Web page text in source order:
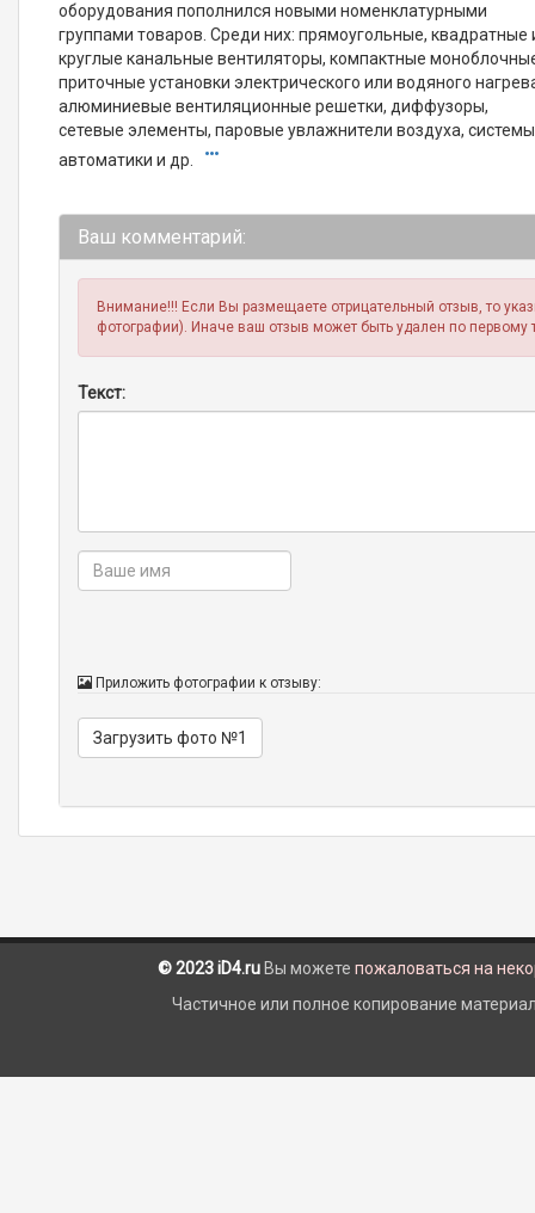
оборудования пополнился новыми номенклатурными
группами товаров. Среди них: прямоугольные, квадратные
круглые канальные вентиляторы, компактные
приточные установки электрического или водяного
алюминиевые вентиляционные решетки, диффузоры,
сетевые элементы, паровые увлажнители воздуха, системы
автоматики и др.
Ваш комментарий:
Внимание!!! Если Вы размещаете отрицательный отзыв, то
фотографии). Иначе ваш отзыв может быть удален по первому
Текст:
Приложить фотографии к отзыву:
Загрузить фото №1
© 2023 iD4.ru Вы можете пожаловаться на
Частичное или полное копирование